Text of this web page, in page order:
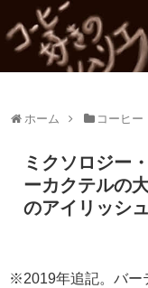
ホーム コーヒー
ミクソロジー
ーカクテルの
のアイリッシ
※2019年追記。バー